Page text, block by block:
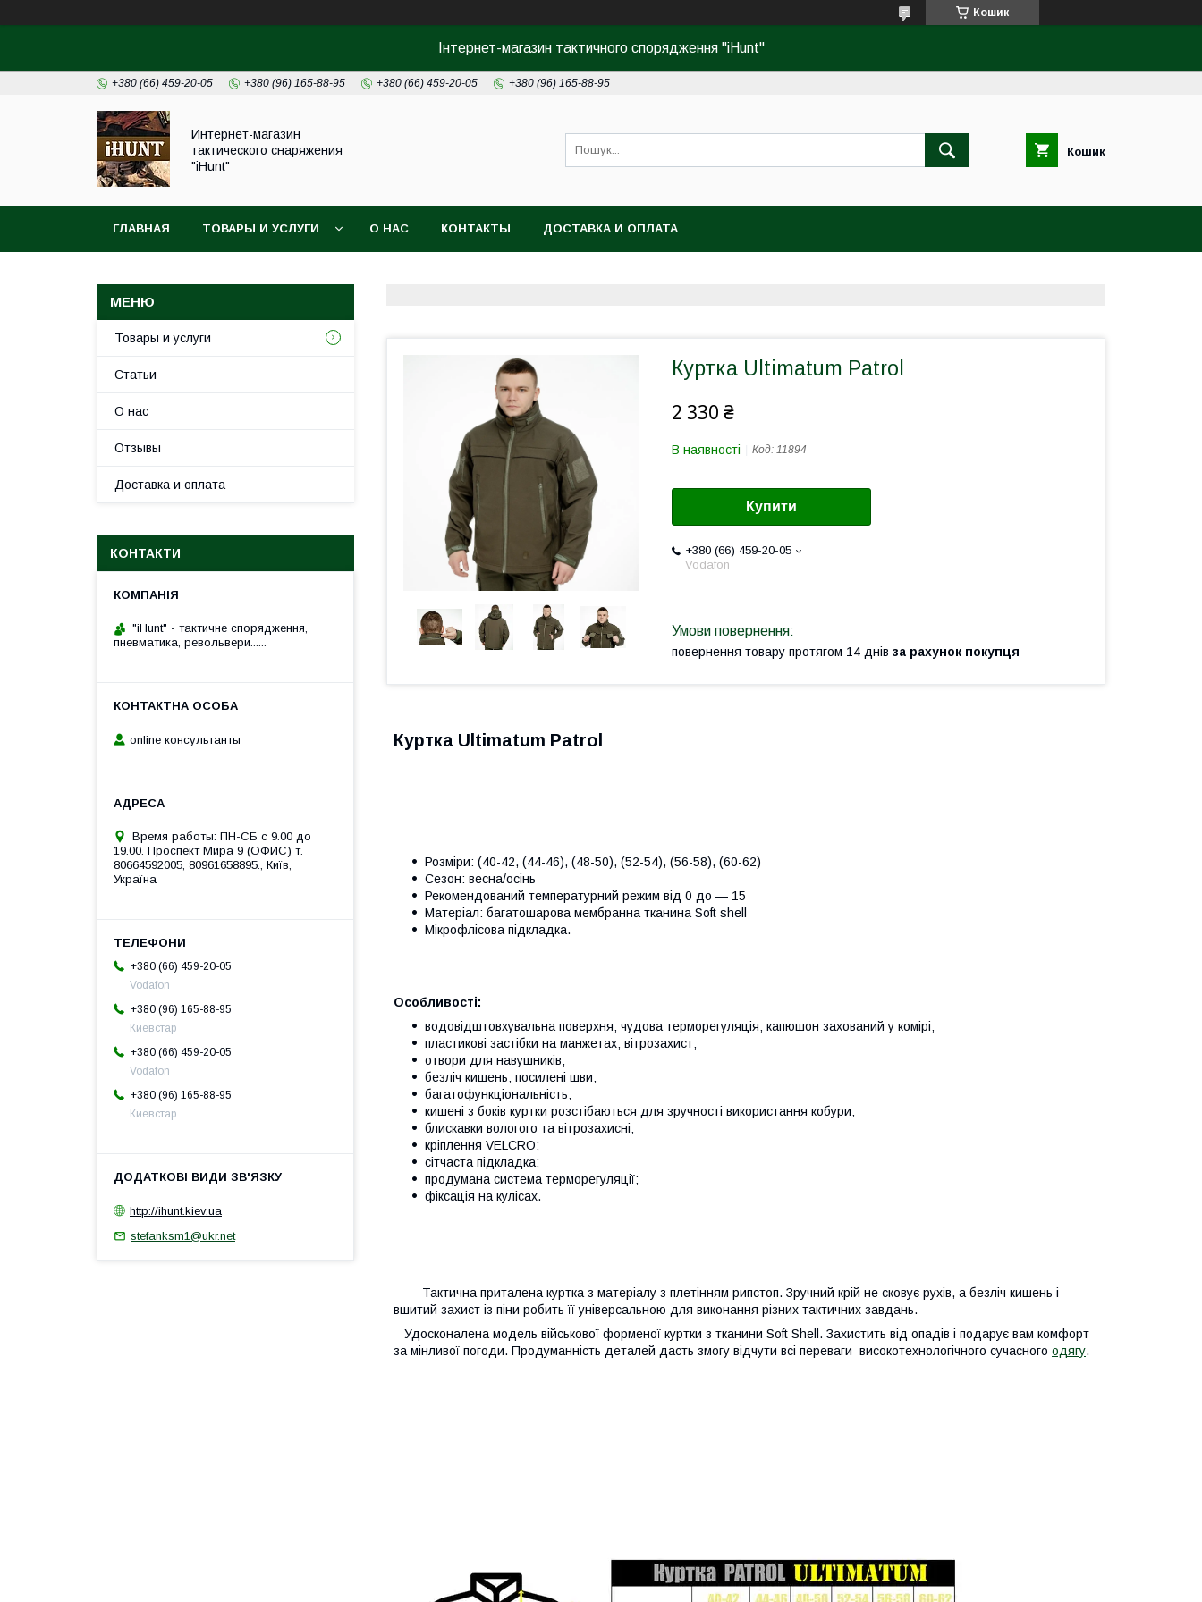
Кошик
Інтернет-магазин тактичного спорядження "iHunt"
+380 (66) 459-20-05 +380 (96) 165-88-95 +380 (66) 459-20-05 +380 (96) 165-88-95
Интернет-магазин
тактического снаряжения
"iHunt"
Кошик
ГЛАВНАЯ ТОВАРЫ И УСЛУГИ О НАС КОНТАКТЫ ДОСТАВКА И ОПЛАТА
Куртка Ultimatum Patrol
2 330 ₴
В наявності Код: 11894
Купити
+380 (66) 459-20-05
Vodafon
повернення товару протягом 14 днів за рахунок покупця
Куртка Ultimatum Patrol
Розміри: (40-42, (44-46), (48-50), (52-54), (56-58), (60-62)
Сезон: весна/осінь
Рекомендований температурний режим від 0 до — 15
Матеріал: багатошарова мембранна тканина Soft shell
Мікрофлісова підкладка.
Особливості:
водовідштовхувальна поверхня; чудова терморегуляція; капюшон захований у комірі;
пластикові застібки на манжетах; вітрозахист;
отвори для навушників;
безліч кишень; посилені шви;
багатофункціональність;
кишені з боків куртки розстібаються для зручності використання кобури;
блискавки вологого та вітрозахисні;
кріплення VELCRO;
сітчаста підкладка;
продумана система терморегуляції;
фіксація на кулісах.
Тактична приталена куртка з матеріалу з плетінням рипстоп. Зручний крій не сковує рухів, а безліч кишень і
вшитий захист із піни робить її універсальною для виконання різних тактичних завдань.
Удосконалена модель військової форменої куртки з тканини Soft Shell. Захистить від опадів і подарує вам комфорт
за мінливої погоди. Продуманність деталей дасть змогу відчути всі переваги високотехнологічного сучасного одягу.
Товары и услуги
Статьи
О нас
Отзывы
Доставка и оплата
КОНТАКТИ
"iHunt" - тактичне спорядження,
пневматика, револьвери......
online консультанты
Время работы: ПН-СБ с 9.00 до
19.00. Проспект Мира 9 (ОФИС) т.
80664592005, 80961658895., Київ,
Україна
+380 (66) 459-20-05
Vodafon
+380 (96) 165-88-95
Киевстар
+380 (66) 459-20-05
Vodafon
+380 (96) 165-88-95
Киевстар
http://ihunt.kiev.ua
stefanksm1@ukr.net